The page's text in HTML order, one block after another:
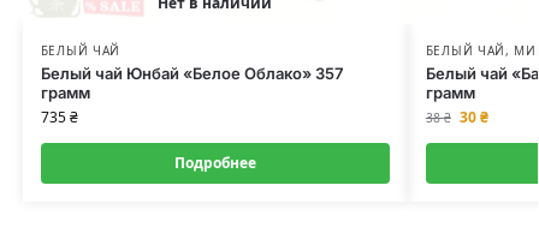
БЕЛЫЙ ЧАЙ
Белый чай Юнбай «Белое Облако» 357
грамм
735₴
Подробнее
БЕЛЫЙ ЧАЙ,
Белый чай
грамм
38₴ 30₴